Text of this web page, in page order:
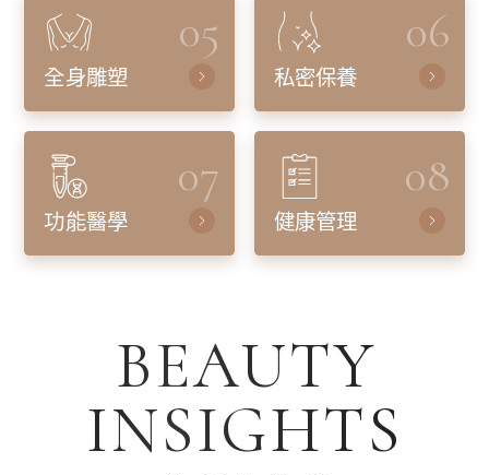
05
全身雕塑
06
私密保養
07
功能醫學
08
健康管理
BEAUTY
INSIGHTS